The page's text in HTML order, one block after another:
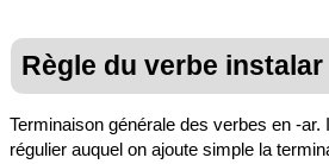
Règle du verbe instalar
Terminaison générale des verbes en -ar.
régulier auquel on ajoute simple la